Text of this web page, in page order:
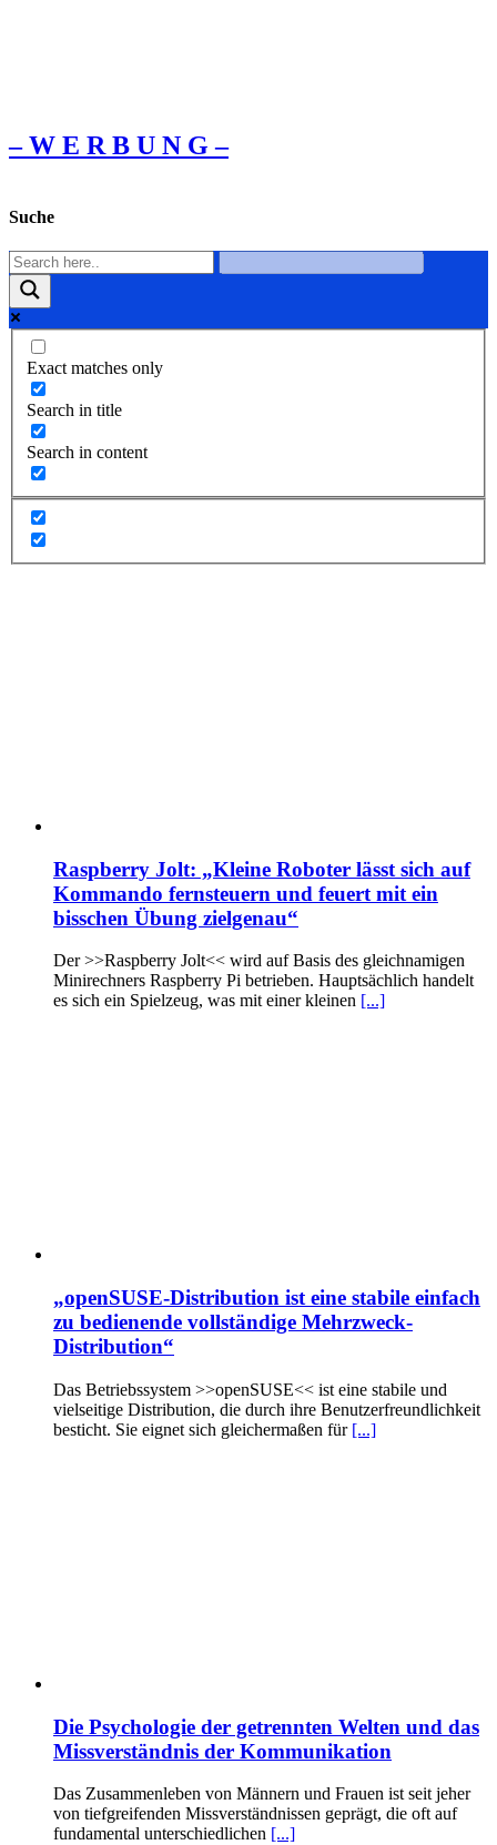
– W Ε R Β U Ν G –
Suche
Exact matches only
Search in title
Search in content
Raspberry Jolt: „Kleine Roboter lässt sich auf
Kommando fernsteuern und feuert mit ein
bisschen Übung zielgenau“
Der >>Raspberry Jolt<< wird auf Basis des gleichnamigen
Minirechners Raspberry Pi betrieben. Hauptsächlich handelt
es sich ein Spielzeug, was mit einer kleinen [...]
„openSUSE-Distribution ist eine stabile einfach
zu bedienende vollständige Mehrzweck-
Distribution“
Das Betriebssystem >>openSUSE<< ist eine stabile und
vielseitige Distribution, die durch ihre Benutzerfreundlichkeit
besticht. Sie eignet sich gleichermaßen für [...]
Die Psychologie der getrennten Welten und das
Missverständnis der Kommunikation
Das Zusammenleben von Männern und Frauen ist seit jeher
von tiefgreifenden Missverständnissen geprägt, die oft auf
fundamental unterschiedlichen [...]